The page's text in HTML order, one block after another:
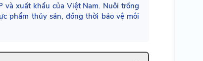
và xuất khẩu của Việt Nam. Nuôi trồng
phẩm thủy sản, đồng thời bảo vệ môi